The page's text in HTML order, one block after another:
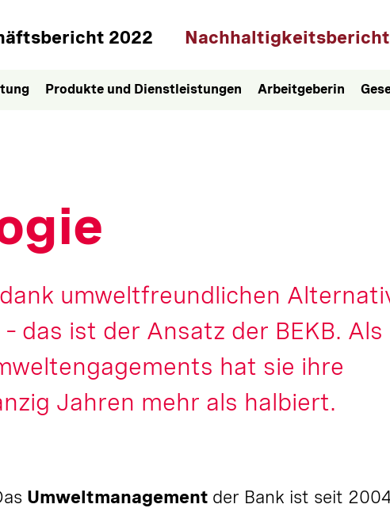
2022
Produkte und Dienstleistungen Arbeitgeberin
umweltfreundlichen
das ist der Ansatz der BEKB. Als
hat sie ihre
Jahren mehr als halbiert.
Umweltmanagement der Bank ist seit